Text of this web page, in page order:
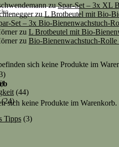
sich keine Produkte im
sich keine Produkte im Warenkorb.
zuSpar-Set – 3x XL
zu L Brotbeutel mit Bio-
Set – 3x Bio-Bienenwachstuch-
zu L Brotbeutel mit Bio-
zu Bio-Bienenwachstuch-Rolle
(44)
(24)
Tipps (3)